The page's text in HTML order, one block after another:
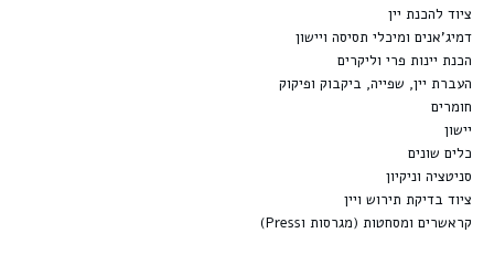
ציוד להכנת יין
דמיג'אנים ומיכלי תסיסה ויישון
הכנת יינות פרי וליקרים
העברת יין, שפייה, ביקבוק ופיקוק
חומרים
יישון
כלים שונים
סניטציה וניקיון
ציוד בדיקת תירוש ויין
קראשרים ומסחטות (מגרסות וPress)